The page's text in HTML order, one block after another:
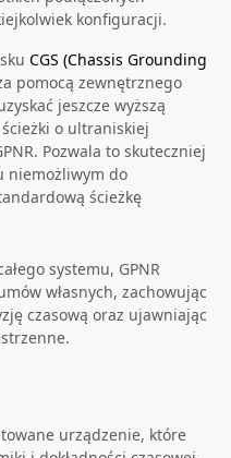
konfiguracji.
CGS (Chassis Grounding
pomocą zewnętrznego
jeszcze wyższą
o ultraniskiej
Pozwala to skuteczniej
niemożliwym do
ścieżkę
systemu, GPNR
własnych, zachowując
czasową oraz ujawniając
urządzenie, które